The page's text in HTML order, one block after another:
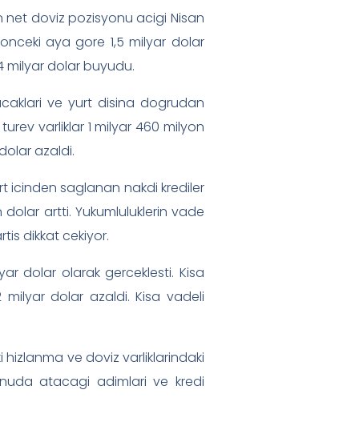
net doviz pozisyonu acigi Nisan
aya gore 1,5 milyar dolar
milyar dolar buyudu.
ve yurt disina dogrudan
varliklar 1 milyar 460 milyon
azaldi.
icinden saglanan nakdi krediler
artti. Yukumluluklerin vade
dikkat cekiyor.
dolar olarak gerceklesti. Kisa
dolar azaldi. Kisa vadeli
ve doviz varliklarindaki
atacagi adimlari ve kredi